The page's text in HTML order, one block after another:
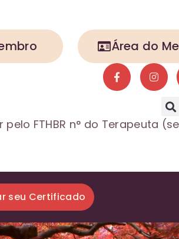
Área do
pelo FTHBR n° do Terapeuta
seu Certificado